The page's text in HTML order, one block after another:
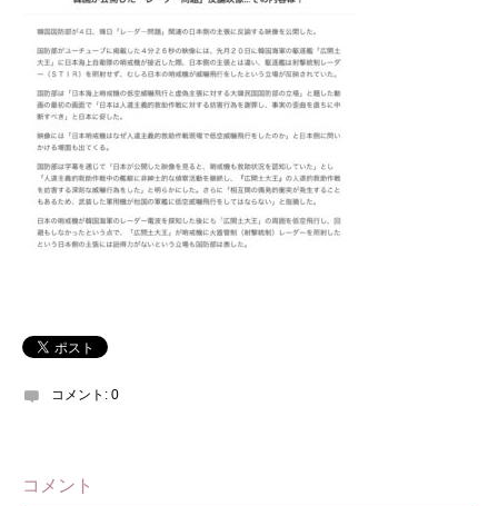
コメント: 0
コメント